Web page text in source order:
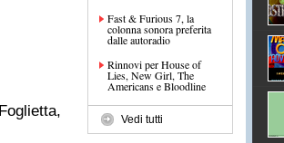
Fast & Furious 7, la
colonna sonora preferita
dalle autoradio
Rinnovi per House of
Lies, New Girl, The
Americans e Bloodline
Vedi tutti